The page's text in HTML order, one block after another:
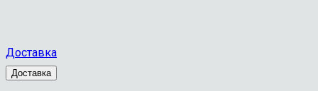
Доставка
Доставка